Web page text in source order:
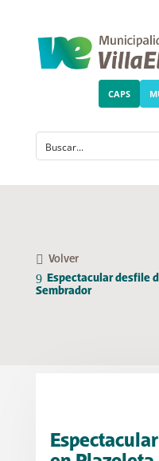
CAPS
Volver
Espectacular desfile
Sembrador